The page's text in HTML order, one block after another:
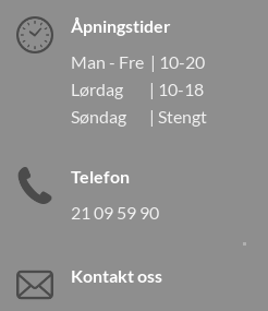
Åpningstider
Man - Fre | 10-20
Lørdag | 10-18
Søndag | Stengt
Telefon
21 09 59 90
Kontakt oss